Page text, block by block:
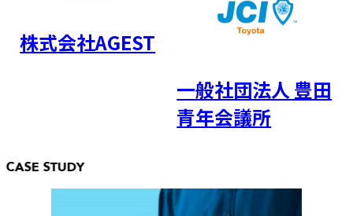
株式会社アトラ
ー
CASE STUDY